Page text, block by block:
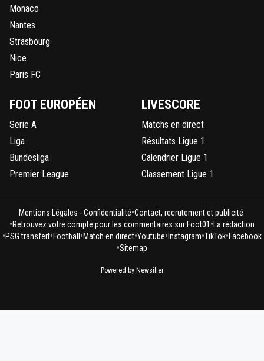
Monaco
Nantes
Strasbourg
Nice
Paris FC
FOOT EUROPÉEN
Serie A
Liga
Bundesliga
Premier League
LIVESCORE
Matchs en direct
Résultats Ligue 1
Calendrier Ligue 1
Classement Ligue 1
Mentions Légales - Confidentialité•Contact, recrutement et publicité
•Retrouvez votre compte pour les commentaires sur Foot01 •La rédaction
•PSG transfert•Football •Match en direct•Youtube• Instagram•TikTok•Facebook
•Sitemap
Powered by Newsifier